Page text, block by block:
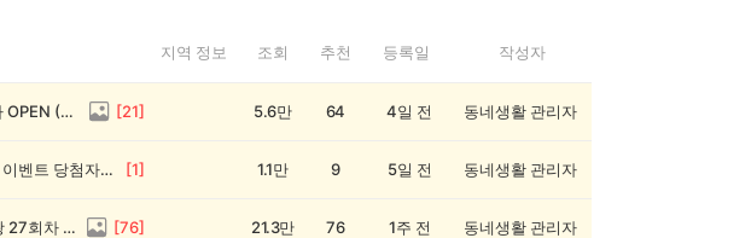
지역 정보 조회 추천 등록일 작성자
전원 1,000캐시! 🥳 우리 동네 썰전 14회차 OPEN (~8/17) [21] 5.6만 64 4일 전 동네생활 관리자
💰[당첨자 발표] 26회차 우리 동네 정보왕 이벤트 당첨자를 발표합니다! [1] 1.1만 9 5일 전 동네생활 관리자
💸 전원 2,000캐시 지급! 우리 동네 정보왕 27회차 (~8/10) [76] 21.3만 76 1주 전 동네생활 관리자